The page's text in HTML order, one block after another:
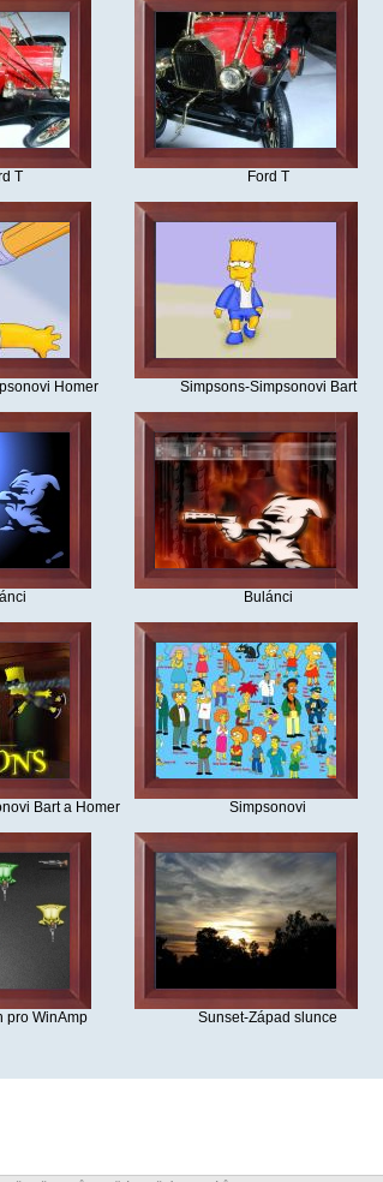
T Ford T
Homer Simpsons-Simpsonovi Bart
Bulánci
Bart a Homer Simpsonovi
pro WinAmp Sunset-Západ slunce